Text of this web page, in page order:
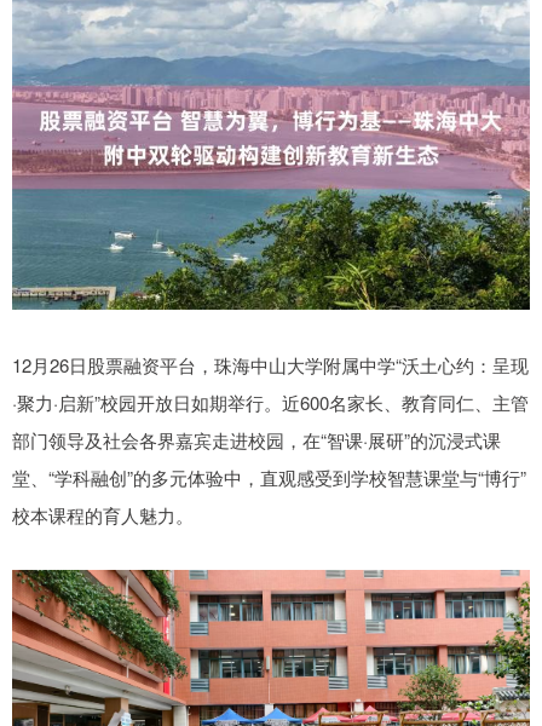
12月26日股票融资平台，珠海中山大学附属中学“沃土心约：呈现
·聚力·启新”校园开放日如期举行。近600名家长、教育同仁、主管
部门领导及社会各界嘉宾走进校园，在“智课·展研”的沉浸式课
堂、“学科融创”的多元体验中，直观感受到学校智慧课堂与“博行”
校本课程的育人魅力。